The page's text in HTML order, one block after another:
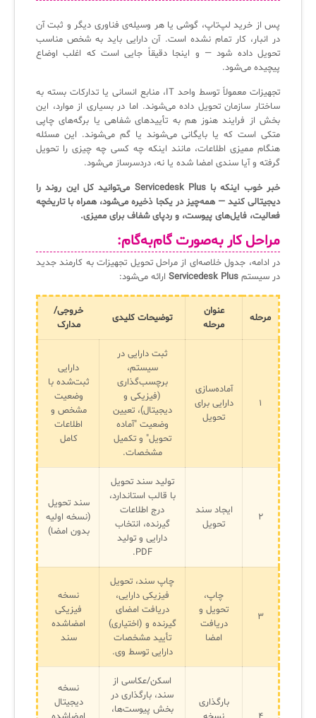
پس از خرید لپ‌تاپ، گوشی یا هر وسیله‌ی فناوری دیگر و ثبت آن
در انبار، کار تمام نشده است. آن دارایی باید به شخص مناسب
تحویل داده شود — و اینجا دقیقاً جایی است که اغلب اوضاع
پیچیده می‌شود.
تجهیزات معمولاً توسط واحد IT، منابع انسانی یا تدارکات بسته به
ساختار سازمان تحویل داده می‌شوند. اما در بسیاری از موارد، این
بخش از فرایند هنوز هم به تأییدهای شفاهی یا برگه‌های چاپی
متکی است که یا بایگانی می‌شوند یا گم می‌شوند. این مسئله
هنگام ممیزی اطلاعات، مانند اینکه چه کسی چه چیزی را تحویل
گرفته و آیا سندی امضا شده یا نه، دردسرساز می‌شود.
خبر خوب اینکه با Servicedesk Plus می‌توانید کل این روند را
دیجیتالی کنید — همه‌چیز در یکجا ذخیره می‌شود، همراه با تاریخچه
فعالیت، فایل‌های پیوست، و ردپای شفاف برای ممیزی.
مراحل کار به‌صورت گام‌به‌گام:
در ادامه، جدول خلاصه‌ای از مراحل تحویل تجهیزات به کارمند جدید
در سیستم Servicedesk Plus ارائه می‌شود:
مرحله
عنوان
مرحله
توضیحات کلیدی
خروجی/
مدارک
۱
آماده‌سازی
دارایی برای
تحویل
ثبت دارایی در
سیستم،
برچسب‌گذاری
(فیزیکی و
دیجیتال)، تعیین
وضعیت "آماده
تحویل" و تکمیل
مشخصات.
دارایی
ثبت‌شده با
وضعیت
مشخص و
اطلاعات
کامل
۲
ایجاد سند
تحویل
تولید سند تحویل
با قالب استاندارد،
درج اطلاعات
گیرنده، انتخاب
دارایی و تولید
PDF.
سند تحویل
(نسخه اولیه
بدون امضا)
۳
چاپ،
تحویل و
دریافت
امضا
چاپ سند، تحویل
فیزیکی دارایی،
دریافت امضای
گیرنده و (اختیاری)
تأیید مشخصات
دارایی توسط وی.
نسخه
فیزیکی
امضاشده
سند
بارگذاری
اسکن/عکاسی از
سند، بارگذاری در
بخش پیوست‌ها،
نسخه
دیجیتال